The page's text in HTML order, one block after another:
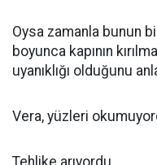
Oysa zamanla bunun
boyunca kapının
uyanıklığı olduğunu
Vera, yüzleri